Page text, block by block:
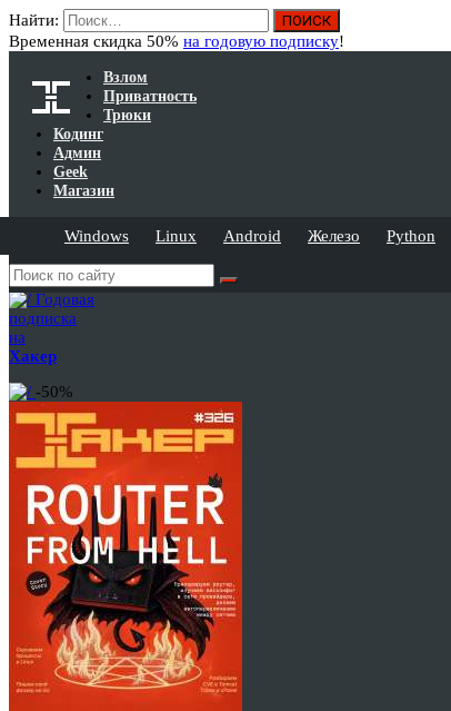
Найти:
Временная скидка 50% на годовую подписку!
Взлом
Приватность
Трюки
Кодинг
Админ
Geek
Магазин
Windows Linux Android Железо Python
Годовая
подписка
на
Хакер
-50%